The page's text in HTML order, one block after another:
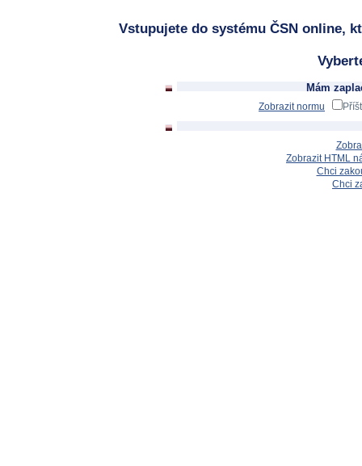
Vstupujete do systému ČSN online,
Mám
Zobrazit normu
Zobrazit HTML
Chci
Chci